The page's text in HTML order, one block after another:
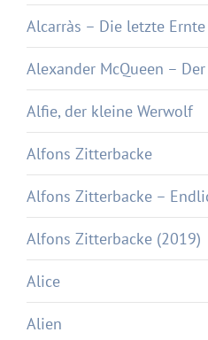
Alcarràs – Die letzte Ernte
Alexander McQueen –
Alfie, der kleine Werwolf
Alfons Zitterbacke
Alfons Zitterbacke –
Alfons Zitterbacke (2019)
Alice
Alien